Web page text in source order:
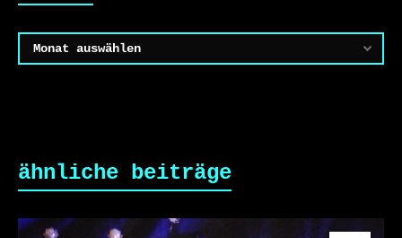
Archiv
ähnliche beiträge